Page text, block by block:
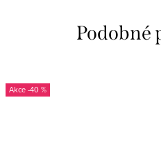
-40 %